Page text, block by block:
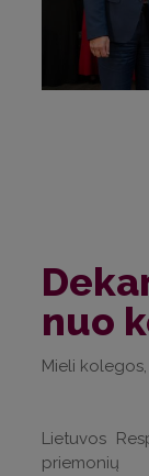
nuo
Mieli kolegos,
Lietuvos
priemonių